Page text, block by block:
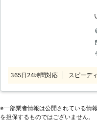
365日24時間対応 スピーデ
※⼀部業者情報は公開されている情
を担保するものではございません。